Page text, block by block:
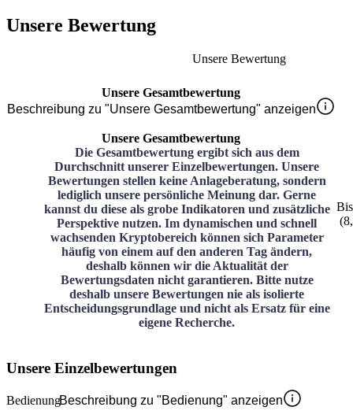
Unsere Bewertung
Unsere Bewertung
Unsere Gesamtbewertung
Beschreibung zu "Unsere Gesamtbewertung" anzeigen
Unsere Gesamtbewertung
Die Gesamtbewertung ergibt sich aus dem
Durchschnitt unserer Einzelbewertungen. Unsere
Bewertungen stellen keine Anlageberatung, sondern
lediglich unsere persönliche Meinung dar. Gerne
kannst du diese als grobe Indikatoren und zusätzliche
Perspektive nutzen. Im dynamischen und schnell
wachsenden Kryptobereich können sich Parameter
häufig von einem auf den anderen Tag ändern,
deshalb können wir die Aktualität der
Bewertungsdaten nicht garantieren. Bitte nutze
deshalb unsere Bewertungen nie als isolierte
Entscheidungsgrundlage und nicht als Ersatz für eine
eigene Recherche.
(
Unsere Einzelbewertungen
BedienungBeschreibung zu "Bedienung" anzeigen